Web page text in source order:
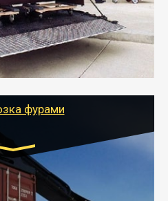
(по меньшей
автотранспорт, быстро и
переезд к новому месту
сохранности груза и
подтверждающих
фурами
от 5 до 10 тонн